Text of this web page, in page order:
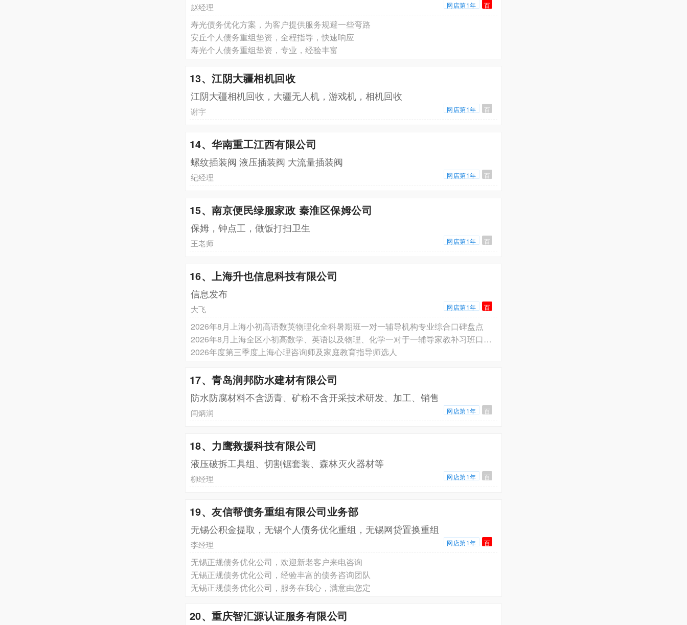
赵经理 网店第1年 百
寿光债务优化方案，为客户提供服务规避一些弯路
安丘个人债务重组垫资，全程指导，快速响应
寿光个人债务重组垫资，专业，经验丰富
13、江阴大疆相机回收
江阴大疆相机回收，大疆无人机，游戏机，相机回收
谢宇 网店第1年 百
14、华南重工江西有限公司
螺纹插装阀 液压插装阀 大流量插装阀
纪经理 网店第1年 百
15、南京便民绿服家政 秦淮区保姆公司
保姆，钟点工，做饭打扫卫生
王老师 网店第1年 百
16、上海升也信息科技有限公司
信息发布
大飞 网店第1年 百
2026年8月上海小初高语数英物理化全科暑期班一对一辅导机构专业综合口碑盘点
2026年8月上海全区小初高数学、英语以及物理、化学一对于一辅导家教补习班口碑解析与选班参考
2026年度第三季度上海心理咨询师及家庭教育指导师选人
17、青岛润邦防水建材有限公司
防水防腐材料不含沥青、矿粉不含开采技术研发、加工、销售
闫炳润 网店第1年 百
18、力鹰救援科技有限公司
液压破拆工具组、切割锯套装、森林灭火器材等
柳经理 网店第1年 百
19、友信帮债务重组有限公司业务部
无锡公积金提取，无锡个人债务优化重组，无锡网贷置换重组
李经理 网店第1年 百
无锡正规债务优化公司，欢迎新老客户来电咨询
无锡正规债务优化公司，经验丰富的债务咨询团队
无锡正规债务优化公司，服务在我心，满意由您定
20、重庆智汇源认证服务有限公司